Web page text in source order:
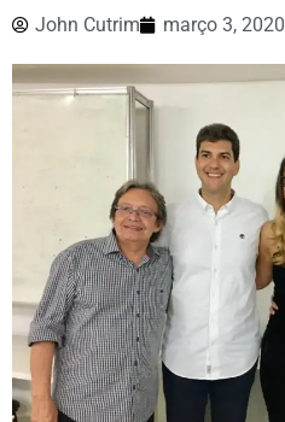
John Cutrim março 3, 2020